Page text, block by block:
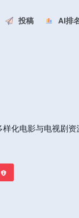
投稿 AI排
化电影与电视剧资